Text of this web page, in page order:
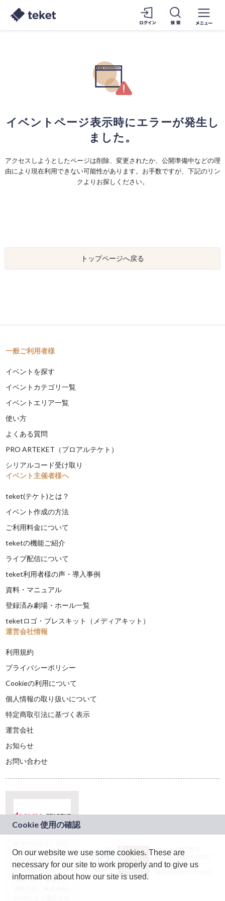
イベントページ表示時にエラーが発生し
ました。
アクセスしようとしたページは削除、変更されたか、公開準備中などの理
由により現在利用できない可能性があります。お手数ですが、下記のリン
クよりお探しください。
トップページへ戻る
一般ご利用者様
イベントを探す
イベントカテゴリ一覧
イベントエリア一覧
使い方
よくある質問
PRO ARTEKET（プロアルテケト）
シリアルコード受け取り
イベント主催者様へ
teket(テケト)とは？
イベント作成の方法
ご利用料金について
teketの機能ご紹介
ライブ配信について
teket利用者様の声・導入事例
資料・マニュアル
登録済み劇場・ホール一覧
teketロゴ・プレスキット（メディアキット）
運営会社情報
利用規約
プライバシーポリシー
Cookieの利用について
個人情報の取り扱いについて
特定商取引法に基づく表示
運営会社
お知らせ
お問い合わせ
ドコモグループの新
規事業創出プログラ
ム「docomo
STARTUP」を通じて
JASRAC許諾番号：
9024936001Y45037
JASRAC許諾番号：
On our website we use some cookies. These are
necessary for our site to work properly and to give us
information about how our site is used.